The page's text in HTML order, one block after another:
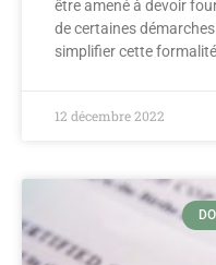
être amené à devoir
de certaines
simplifier cette
12 décembre 2022